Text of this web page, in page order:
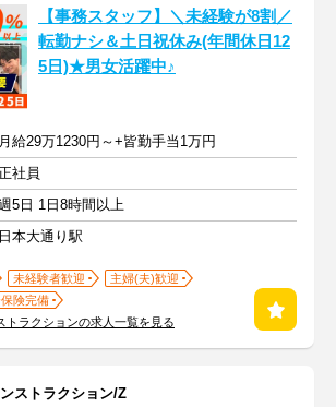
【事務スタッフ】＼未経験が8割／
転勤ナシ＆土日祝休み(年間休日12
5日)★男女活躍中♪
月給29万1230円～+皆勤手当1万円
社員
5日 1日8時間以上
日本大通り駅
未経験者歓迎
主婦(夫)歓迎
険完備
トラクションの求人一覧を見る
ストラクション/Z